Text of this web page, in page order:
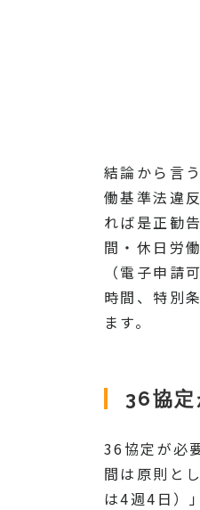
結論から言
働基準法違
れば是正勧
間・休日労
（電子申
時間、特別
ます。
36協
36協定が必
間は原則と
は4週4日）